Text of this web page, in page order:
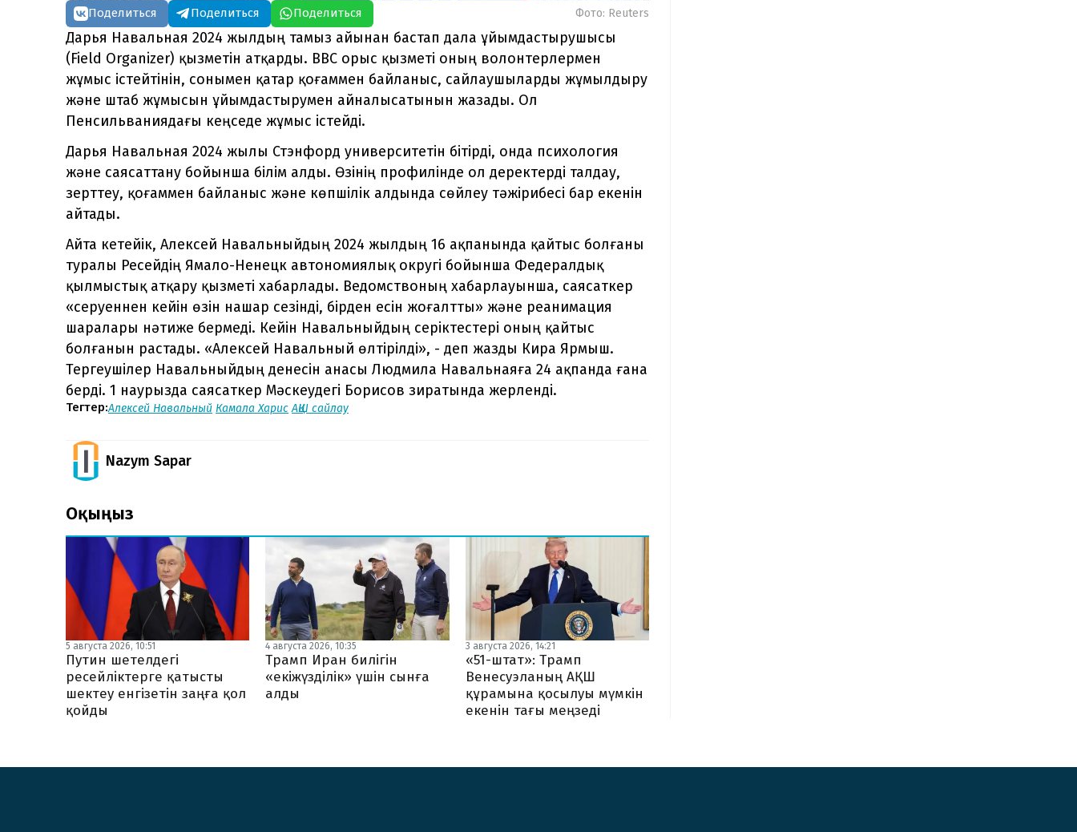
Поделиться Поделиться Поделиться Фото: Reuters
Дарья Навальная 2024 жылдың тамыз айынан бастап дала ұйымдастырушысы
(Field Organizer) қызметін атқарды. ВВС орыс қызметі оның волонтерлермен
жұмыс істейтінін, сонымен қатар қоғаммен байланыс, сайлаушыларды жұмылдыру
және штаб жұмысын ұйымдастырумен айналысатынын жазады. Ол
Пенсильваниядағы кеңседе жұмыс істейді.
Дарья Навальная 2024 жылы Стэнфорд университетін бітірді, онда психология
және саясаттану бойынша білім алды. Өзінің профилінде ол деректерді талдау,
зерттеу, қоғаммен байланыс және көпшілік алдында сөйлеу тәжірибесі бар екенін
айтады.
Айта кетейік, Алексей Навальныйдың 2024 жылдың 16 ақпанында қайтыс болғаны
туралы Ресейдің Ямало-Ненецк автономиялық округі бойынша Федералдық
қылмыстық атқару қызметі хабарлады. Ведомствоның хабарлауынша, саясаткер
«серуеннен кейін өзін нашар сезінді, бірден есін жоғалтты» және реанимация
шаралары нәтиже бермеді. Кейін Навальныйдың серіктестері оның қайтыс
болғанын растады. «Алексей Навальный өлтірілді», - деп жазды Кира Ярмыш.
Тергеушілер Навальныйдың денесін анасы Людмила Навальнаяға 24 ақпанда ғана
берді. 1 наурызда саясаткер Мәскеудегі Борисов зиратында жерленді.
Тегтер:Алексей Навальный Камала Харис АҚШ сайлау
Nazym Sapar
Оқыңыз
5 августа 2026, 10:51
Путин шетелдегі
ресейліктерге қатысты
шектеу енгізетін заңға қол
қойды
4 августа 2026, 10:35
Трамп Иран билігін
«екіжүзділік» үшін сынға
алды
3 августа 2026, 14:21
«51-штат»: Трамп
Венесуэланың АҚШ
құрамына қосылуы мүмкін
екенін тағы меңзеді